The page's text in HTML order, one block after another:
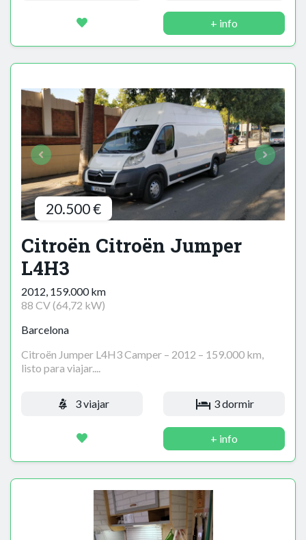
+ info
20.500 €
Citroën Citroën Jumper
L4H3
2012, 159.000 km
88 CV (64,72 kW)
Barcelona
Citroën Jumper L4H3 Camper – 2012 – 159.000 km,
listo para viajar....
3 viajar 3 dormir
+ info